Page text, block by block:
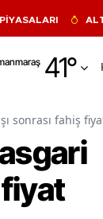
41°
sonrası fahiş
fiyat